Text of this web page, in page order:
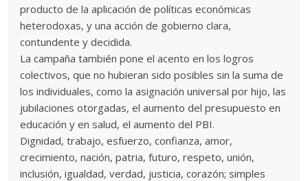
producto de la aplicación de políticas económicas
heterodoxas, y una acción de gobierno clara,
contundente y decidida.
La campaña también pone el acento en los logros
colectivos, que no hubieran sido posibles sin la suma de
los individuales, como la asignación universal por hijo, las
jubilaciones otorgadas, el aumento del presupuesto en
educación y en salud, el aumento del PBI.
Dignidad, trabajo, esfuerzo, confianza, amor,
crecimiento, nación, patria, futuro, respeto, unión,
inclusión, igualdad, verdad, justicia, corazón; simples